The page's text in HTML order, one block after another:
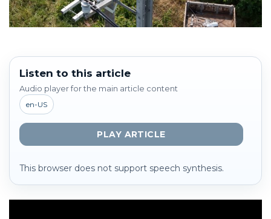
Listen to this article
Audio player for the main article content
en-US
PLAY ARTICLE
This browser does not support speech synthesis.